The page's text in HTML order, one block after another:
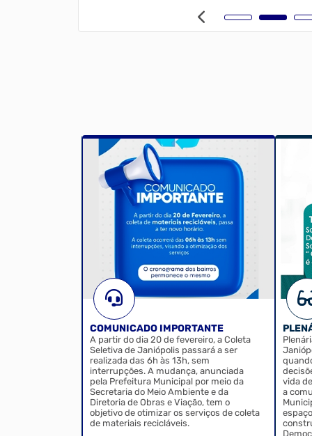
COMUNICADO IMPORTANTE
A partir do dia 20 de fevereiro, a Coleta
Seletiva de Janiópolis passará a ser
realizada das 6h às 13h, sem
interrupções. A mudança, anunciada
pela Prefeitura Municipal por meio da
Secretaria do Meio Ambiente e da
Diretoria de Obras e Viação, tem o
objetivo de otimizar os serviços de coleta
de materiais recicláveis.
Janiópolis A saúde
vida
a
construção